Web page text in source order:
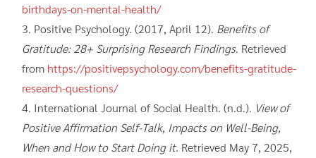
birthdays-on-mental-health/
Positive Psychology. (2017, April 12). Benefits of
Gratitude: 28+ Surprising Research Findings. Retrieved
from https://positivepsychology.com/benefits-gratitude-
research-questions/
International Journal of Social Health. (n.d.). View of
Positive Affirmation Self-Talk, Impacts on Well-Being,
When and How to Start Doing it. Retrieved May 7, 2025,